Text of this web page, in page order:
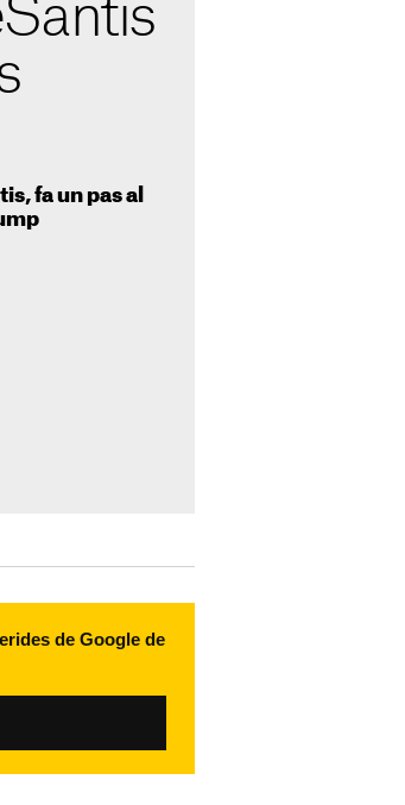
fa un pas al
de Google de